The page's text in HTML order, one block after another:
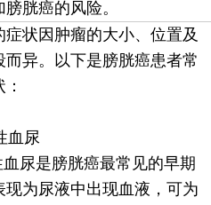
胱癌的风险。
症状因肿瘤的大小、位置及
而异。以下是膀胱癌患者常
血尿
尿是膀胱癌最常见的早期
现为尿液中出现血液，可为